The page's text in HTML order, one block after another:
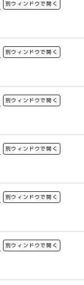
別ウィンドウで開く
別ウィンドウで開く
別ウィンドウで開く
別ウィンドウで開く
別ウィンドウで開く
別ウィンドウで開く